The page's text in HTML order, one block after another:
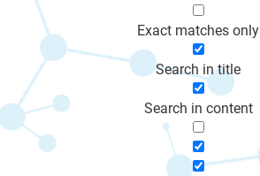
Exact matches only
Search in title
Search in content